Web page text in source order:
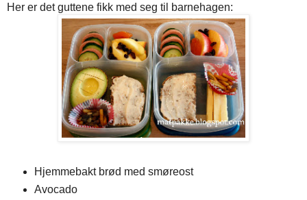
Her er det guttene fikk med seg til barnehagen:
Hjemmebakt brød med smøreost
Avocado